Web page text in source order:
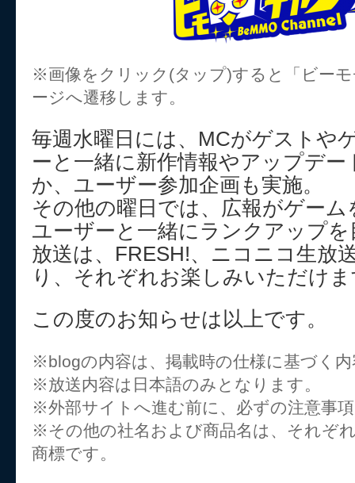
※画像をクリック(タップ)すると「ビー
ージへ遷移します。
毎週水曜日には、MCがゲストや
ーと一緒に新作情報やアップデ
か、ユーザー参加企画も実施。
その他の曜日では、広報がゲー
ユーザーと一緒にランクアップ
放送は、FRESH!、ニコニコ生放
り、それぞれお楽しみいただけ
この度のお知らせは以上です。
※blogの内容は、掲載時の仕様に基づく
※放送内容は日本語のみとなります。
※外部サイトへ進む前に、必ずの注意事
※その他の社名および商品名は、それぞ
商標です。